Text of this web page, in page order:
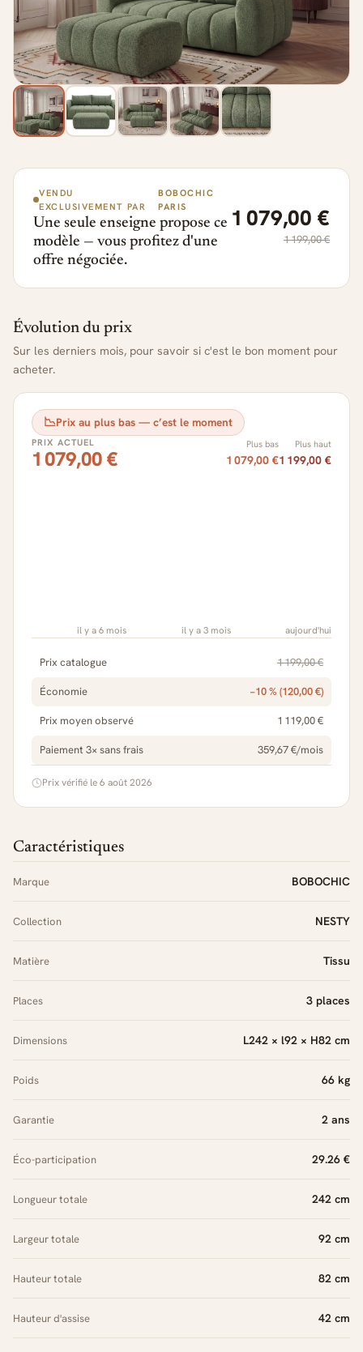
VENDU
EXCLUSIVEMENT PAR
BOBOCHIC
PARIS
Une seule enseigne propose ce
modèle — vous profitez d'une
offre négociée.
1 079,00 €
1 199,00 €
Évolution du prix
Sur les derniers mois, pour savoir si c'est le bon moment pour
acheter.
📉Prix au plus bas — c’est le moment
PRIX ACTUEL
1 079,00 €
Plus bas
1 079,00 €
Plus haut
1 199,00 €
il y a 6 mois il y a 3 mois aujourd'hui
Prix catalogue 1 199,00 €
Économie −10 % (120,00 €)
Prix moyen observé 1 119,00 €
Paiement 3× sans frais 359,67 €/mois
Prix vérifié le 6 août 2026
Caractéristiques
Marque BOBOCHIC
Collection NESTY
Matière Tissu
Places 3 places
Dimensions L242 × l92 × H82 cm
Poids 66 kg
Garantie 2 ans
Éco-participation 29.26 €
Longueur totale 242 cm
Largeur totale 92 cm
Hauteur totale 82 cm
Hauteur d'assise 42 cm